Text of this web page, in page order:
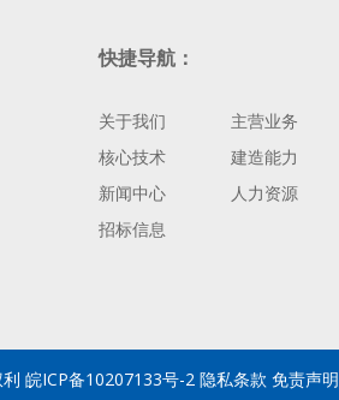
快捷导航：
关于我们
主营业务
核心技术
建造能力
新闻中心
人力资源
招标信息
皖ICP备10207133号-2 隐私条款 免责声明